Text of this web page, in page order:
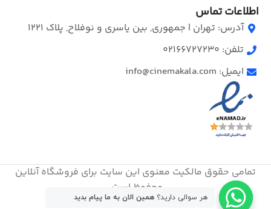
اطلاعات تماس
آدرس: تهران | جمهوری, بین یاسری و نوفلاح, پلاک ۱۲۲۱
تلفن: 02166727230
ایمیل: info@cinemakala.com
تمامی حقوق مالکیت معنوی این ‌سایت برای فروشگاه آنلاین
محفوظ است.
هر سوالی دارید؟ همین الان به ما پیام بدید